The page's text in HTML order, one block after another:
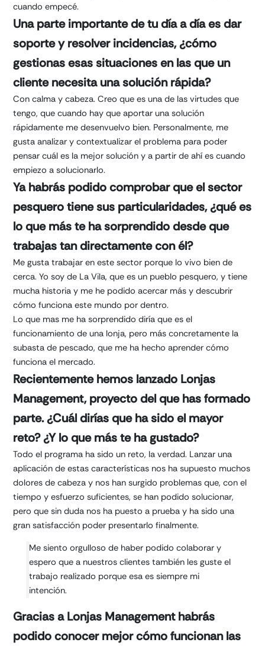
cuando empecé.
Una parte importante de tu día a día es dar
soporte y resolver incidencias, ¿cómo
gestionas esas situaciones en las que un
cliente necesita una solución rápida?
Con calma y cabeza. Creo que es una de las virtudes que
tengo, que cuando hay que aportar una solución
rápidamente me desenvuelvo bien. Personalmente, me
gusta analizar y contextualizar el problema para poder
pensar cuál es la mejor solución y a partir de ahí es cuando
empiezo a solucionarlo.
Ya habrás podido comprobar que el sector
pesquero tiene sus particularidades, ¿qué es
lo que más te ha sorprendido desde que
trabajas tan directamente con él?
Me gusta trabajar en este sector porque lo vivo bien de
cerca. Yo soy de La Vila, que es un pueblo pesquero, y tiene
mucha historia y me he podido acercar más y descubrir
cómo funciona este mundo por dentro.
Lo que mas me ha sorprendido diría que es el
funcionamiento de una lonja, pero más concretamente la
subasta de pescado, que me ha hecho aprender cómo
funciona el mercado.
Recientemente hemos lanzado Lonjas
Management, proyecto del que has formado
parte. ¿Cuál dirías que ha sido el mayor
reto? ¿Y lo que más te ha gustado?
Todo el programa ha sido un reto, la verdad. Lanzar una
aplicación de estas características nos ha supuesto muchos
dolores de cabeza y nos han surgido problemas que, con el
tiempo y esfuerzo suficientes, se han podido solucionar,
pero que sin duda nos ha puesto a prueba y ha sido una
gran satisfacción poder presentarlo finalmente.
Me siento orgulloso de haber podido colaborar y
espero que a nuestros clientes también les guste el
trabajo realizado porque esa es siempre mi
intención.
Gracias a Lonjas Management habrás
podido conocer mejor cómo funcionan las